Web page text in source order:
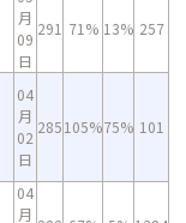
月
09
日
291 71% 13% 257
04
月
02
日
285105%75% 101
04
月